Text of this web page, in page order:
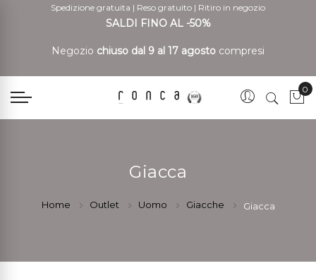
Spedizione gratuita | Reso gratuito | Ritiro in negozio
SALDI FINO AL -50%
Negozio chiuso dal 9 al 17 agosto compresi
0
Giacca
Home Outlet Uomo Giacche Giacca